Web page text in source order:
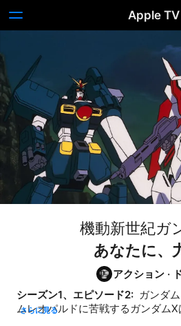
Apple TV
機動新世紀ガ
あなたに、
アクション ·
シーズン1、エピソード2: ガンダ
ムレオパルドに苦戦するガンダムX
さらに見る